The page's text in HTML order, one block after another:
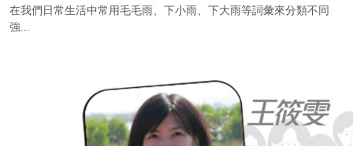
在我們日常生活中常用毛毛雨、下小雨、下大雨等詞彙來分類不同
強...